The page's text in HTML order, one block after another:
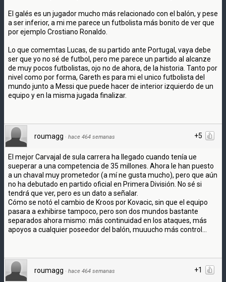
El galés es un jugador mucho más relacionado con el balón, y pese
a ser inferior, a mi me parece un futbolista más bonito de ver que
por ejemplo Crostiano Ronaldo.
Lo que comemtas Lucas, de su partido ante Portugal, vaya debe
ser que yo no sé de futbol, pero me parece un partido al alcanze
de muy pocos futbolistas, ojo no de ahora, de la historia. Tanto por
nivel como por forma, Gareth es para mi el unico futbolista del
mundo junto a Messi que puede hacer de interior izquierdo de un
equipo y en la misma jugada finalizar.
+5
roumagg · hace 464 semanas
El mejor Carvajal de sula carrera ha llegado cuando tenía ue
sueperar a una competencia de 35 millones. Ahora le han puesto
a un chaval muy prometedor (a mí ne gusta mucho), pero que aún
no ha debutado en partido oficial en Primera División. No sé si
tendrá que ver, pero es un dato a señalar.
Cómo se notó el cambio de Kroos por Kovacic, sin que el equipo
pasara a exhibirse tampoco, pero son dos mundos bastante
separados ahora mismo: más continuidad en los ataques, más
apoyos a cualquier poseedor del balón, muuucho más control...
+1
roumagg · hace 464 semanas